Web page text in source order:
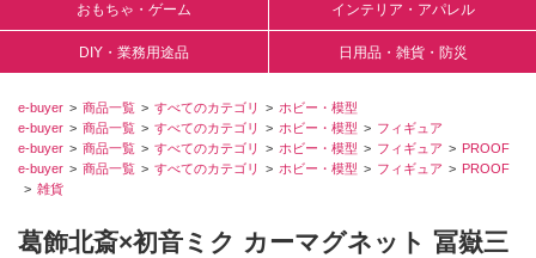
おもちゃ・ゲーム インテリア・アパレル
DIY・業務用途品 日用品・雑貨・防災
e-buyer 商品一覧 すべてのカテゴリ
ホビー・模型
e-buyer
商品一覧 すべてのカテゴリ ホビー・模型
フィギュア
e-buyer
商品一覧 すべてのカテゴリ ホビー・模型 フィギュア
PROOF
e-buyer
商品一覧 すべてのカテゴリ ホビー・模型 フィギュア
PROOF
雑貨
葛飾北斎×初音ミク カーマグネット 冨嶽三